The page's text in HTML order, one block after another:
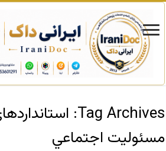
Tag Archives:
مسئوليت اجتماعي